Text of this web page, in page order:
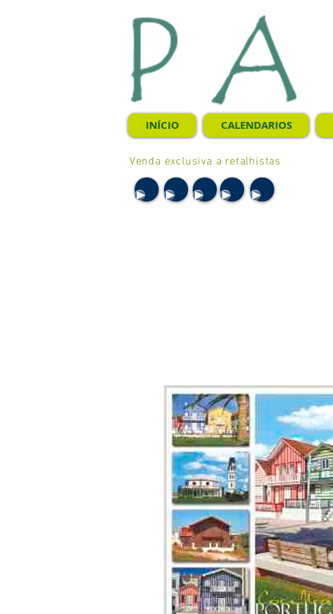
INÍCIO CALENDARIOS
Venda exclusiva a retalhistas